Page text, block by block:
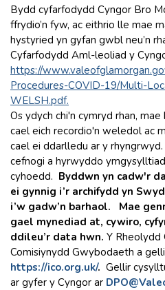
Bydd cyfarfodydd Cyngor Bro
ffrydio’n fyw, ac eithrio lle mae
hystyried yn gyfan gwbl neu’n
Cyfarfodydd Aml-leoliad y
https://
Procedures-COVID-19/Multi-
WELSH.pdf.
Os ydych chi'n cymryd rhan,
cael eich recordio'n weledol ac
cael ei ddarlledu ar y
cefnogi a hyrwyddo
cyhoedd. Byddwn yn cadw'r
ei gynnig i’r archifydd yn
i’w gadw’n barhaol. Mae
gael mynediad at, cywiro,
ddileu’r data hwn. Y
Comisiynydd Gwybodaeth a
https://ico.org.uk/. Gellir
ar gyfer y Cyngor ar